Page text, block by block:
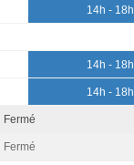
14h - 18h
14h - 18h
14h - 18h
Fermé
Fermé